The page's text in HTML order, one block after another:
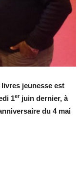
jeunesse est
1er juin dernier, à
du 4 mai